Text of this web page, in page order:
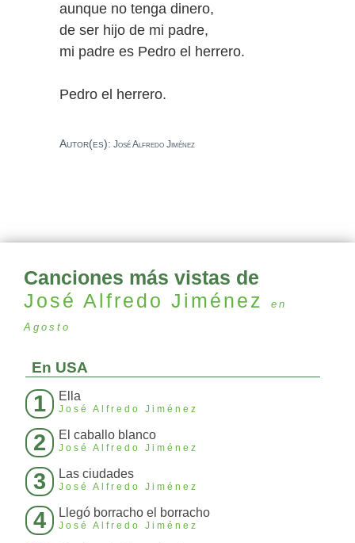
aunque no tenga dinero,
de ser hijo de mi padre,
mi padre es Pedro el herrero.
Pedro el herrero.
Autor(es): José Alfredo Jiménez
Canciones más vistas de
José Alfredo Jiménez
en
Agosto
En USA
1 Ella
José Alfredo Jiménez
2 El caballo blanco
José Alfredo Jiménez
3 Las ciudades
José Alfredo Jiménez
4 Llegó borracho el borracho
José Alfredo Jiménez